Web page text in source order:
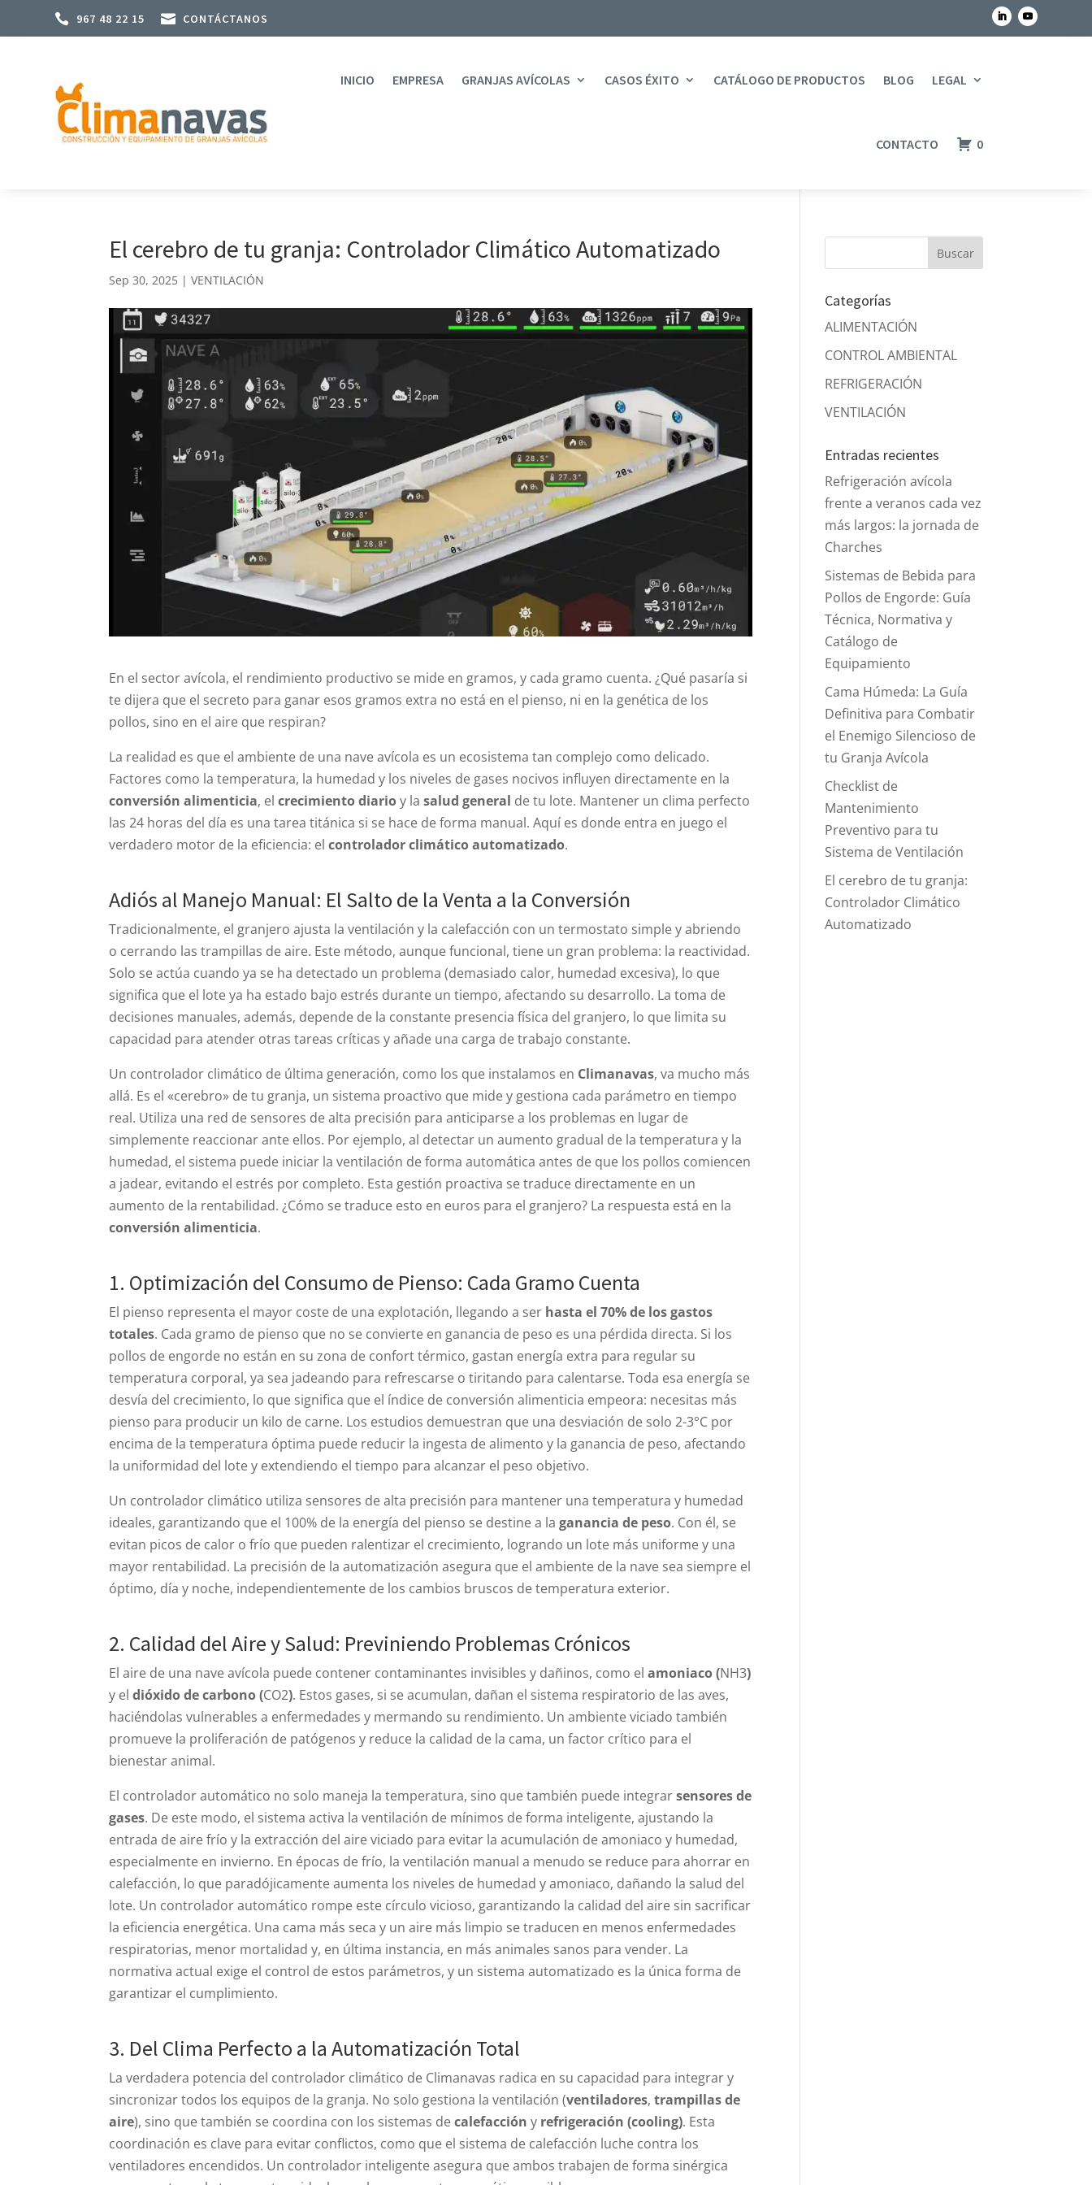
 967 48 22 15  CONTÁCTANOS
INICIO EMPRESA GRANJAS AVÍCOLAS CASOS ÉXITO CATÁLOGO DE PRODUCTOS BLOG LEGAL
CONTACTO 0
El cerebro de tu granja: Controlador Climático Automatizado
Sep 30, 2025 |VENTILACIÓN
En el sector avícola, el rendimiento productivo se mide en gramos, y cada gramo cuenta. ¿Qué pasaría si
te dijera que el secreto para ganar esos gramos extra no está en el pienso, ni en la genética de los
pollos, sino en el aire que respiran?
La realidad es que el ambiente de una nave avícola es un ecosistema tan complejo como delicado.
Factores como la temperatura, la humedad y los niveles de gases nocivos influyen directamente en la
conversión alimenticia, elcrecimiento diarioy lasalud general de tu lote. Mantener un clima perfecto
las 24 horas del día es una tarea titánica si se hace de forma manual. Aquí es donde entra en juego el
verdadero motor de la eficiencia: elcontrolador climático automatizado.
Adiós al Manejo Manual: El Salto de la Venta a la Conversión
Tradicionalmente, el granjero ajusta la ventilación y la calefacción con un termostato simple y abriendo
o cerrando las trampillas de aire. Este método, aunque funcional, tiene un gran problema: la reactividad.
Solo se actúa cuando ya se ha detectado un problema (demasiado calor, humedad excesiva), lo que
significa que el lote ya ha estado bajo estrés durante un tiempo, afectando su desarrollo. La toma de
decisiones manuales, además, depende de la constante presencia física del granjero, lo que limita su
capacidad para atender otras tareas críticas y añade una carga de trabajo constante.
Un controlador climático de última generación, como los que instalamos en Climanavas, va mucho más
allá. Es el «cerebro» de tu granja, un sistema proactivo que mide y gestiona cada parámetro en tiempo
real. Utiliza una red de sensores de alta precisión para anticiparse a los problemas en lugar de
simplemente reaccionar ante ellos. Por ejemplo, al detectar un aumento gradual de la temperatura y la
humedad, el sistema puede iniciar la ventilación de forma automática antes de que los pollos comiencen
a jadear, evitando el estrés por completo. Esta gestión proactiva se traduce directamente en un
aumento de la rentabilidad. ¿Cómo se traduce esto en euros para el granjero? La respuesta está en la
conversión alimenticia.
1. Optimización del Consumo de Pienso: Cada Gramo Cuenta
El pienso representa el mayor coste de una explotación, llegando a ser hasta el 70% de los gastos
totales. Cada gramo de pienso que no se convierte en ganancia de peso es una pérdida directa. Si los
pollos de engorde no están en su zona de confort térmico, gastan energía extra para regular su
temperatura corporal, ya sea jadeando para refrescarse o tiritando para calentarse. Toda esa energía se
desvía del crecimiento, lo que significa que el índice de conversión alimenticia empeora: necesitas más
pienso para producir un kilo de carne. Los estudios demuestran que una desviación de solo 2-3°C por
encima de la temperatura óptima puede reducir la ingesta de alimento y la ganancia de peso, afectando
la uniformidad del lote y extendiendo el tiempo para alcanzar el peso objetivo.
Un controlador climático utiliza sensores de alta precisión para mantener una temperatura y humedad
ideales, garantizando que el 100% de la energía del pienso se destine a laganancia de peso. Con él, se
evitan picos de calor o frío que pueden ralentizar el crecimiento, logrando un lote más uniforme y una
mayor rentabilidad. La precisión de la automatización asegura que el ambiente de la nave sea siempre el
óptimo, día y noche, independientemente de los cambios bruscos de temperatura exterior.
2. Calidad del Aire y Salud: Previniendo Problemas Crónicos
El aire de una nave avícola puede contener contaminantes invisibles y dañinos, como elamoniaco (NH3​)
y eldióxido de carbono (CO2​). Estos gases, si se acumulan, dañan el sistema respiratorio de las aves,
haciéndolas vulnerables a enfermedades y mermando su rendimiento. Un ambiente viciado también
promueve la proliferación de patógenos y reduce la calidad de la cama, un factor crítico para el
bienestar animal.
El controlador automático no solo maneja la temperatura, sino que también puede integrarsensores de
gases. De este modo, el sistema activa la ventilación de mínimos de forma inteligente, ajustando la
entrada de aire frío y la extracción del aire viciado para evitar la acumulación de amoniaco y humedad,
especialmente en invierno. En épocas de frío, la ventilación manual a menudo se reduce para ahorrar en
calefacción, lo que paradójicamente aumenta los niveles de humedad y amoniaco, dañando la salud del
lote. Un controlador automático rompe este círculo vicioso, garantizando la calidad del aire sin sacrificar
la eficiencia energética. Una cama más seca y un aire más limpio se traducen en menos enfermedades
respiratorias, menor mortalidad y, en última instancia, en más animales sanos para vender. La
normativa actual exige el control de estos parámetros, y un sistema automatizado es la única forma de
garantizar el cumplimiento.
3. Del Clima Perfecto a la Automatización Total
La verdadera potencia del controlador climático de Climanavas radica en su capacidad para integrar y
sincronizar todos los equipos de la granja. No solo gestiona la ventilación (ventiladores,trampillas de
aire), sino que también se coordina con los sistemas decalefacción y refrigeración (cooling). Esta
coordinación es clave para evitar conflictos, como que el sistema de calefacción luche contra los
ventiladores encendidos. Un controlador inteligente asegura que ambos trabajen de forma sinérgica
Categorías
ALIMENTACIÓN
CONTROL AMBIENTAL
REFRIGERACIÓN
VENTILACIÓN
Entradas recientes
Refrigeración avícola
frente a veranos cada vez
más largos: la jornada de
Charches
Sistemas de Bebida para
Pollos de Engorde: Guía
Técnica, Normativa y
Catálogo de
Equipamiento
Cama Húmeda: La Guía
Definitiva para Combatir
el Enemigo Silencioso de
tu Granja Avícola
Checklist de
Mantenimiento
Preventivo para tu
Sistema de Ventilación
El cerebro de tu granja:
Controlador Climático
Automatizado